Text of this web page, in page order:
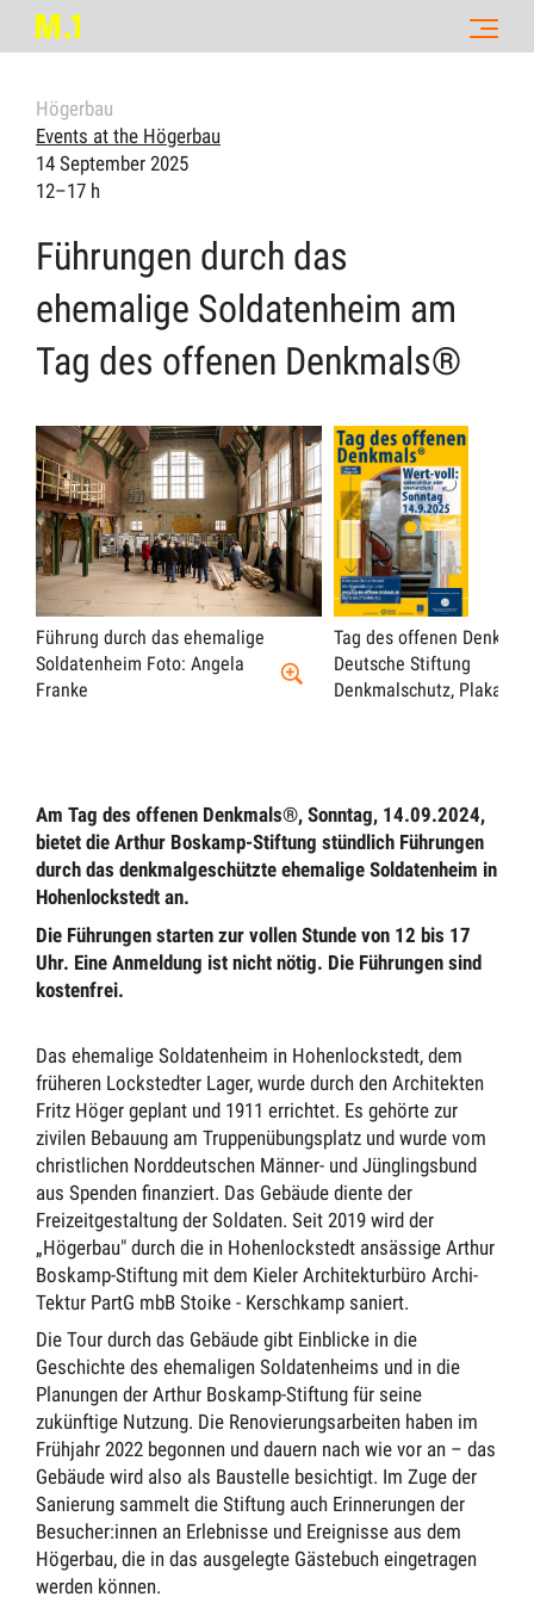
Högerbau
Events at the Högerbau
14 September 2025
12–17 h
Führungen durch das
ehemalige Soldatenheim am
Tag des offenen Denkmals®
Führung durch das ehemalige
Soldatenheim Foto: Angela
Franke
Tag des offenen
Deutsche Stiftung
Denkmalschutz, Plakat
Am Tag des offenen Denkmals®, Sonntag, 14.09.2024,
bietet die Arthur Boskamp-Stiftung stündlich Führungen
durch das denkmalgeschützte ehemalige Soldatenheim in
Hohenlockstedt an.
Die Führungen starten zur vollen Stunde von 12 bis 17
Uhr. Eine Anmeldung ist nicht nötig. Die Führungen sind
kostenfrei.
Das ehemalige Soldatenheim in Hohenlockstedt, dem
früheren Lockstedter Lager, wurde durch den Architekten
Fritz Höger geplant und 1911 errichtet. Es gehörte zur
zivilen Bebauung am Truppenübungsplatz und wurde vom
christlichen Norddeutschen Männer- und Jünglingsbund
aus Spenden finanziert. Das Gebäude diente der
Freizeitgestaltung der Soldaten. Seit 2019 wird der
„Högerbau" durch die in Hohenlockstedt ansässige Arthur
Boskamp-Stiftung mit dem Kieler Architekturbüro Archi-
Tektur PartG mbB Stoike - Kerschkamp saniert.
Die Tour durch das Gebäude gibt Einblicke in die
Geschichte des ehemaligen Soldatenheims und in die
Planungen der Arthur Boskamp-Stiftung für seine
zukünftige Nutzung. Die Renovierungsarbeiten haben im
Frühjahr 2022 begonnen und dauern nach wie vor an – das
Gebäude wird also als Baustelle besichtigt. Im Zuge der
Sanierung sammelt die Stiftung auch Erinnerungen der
Besucher:innen an Erlebnisse und Ereignisse aus dem
Högerbau, die in das ausgelegte Gästebuch eingetragen
werden können.